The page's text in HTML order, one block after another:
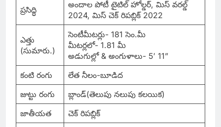
ప్రసిద్ధి
అందాల పోటీ టైటిల్ హోల్డర్, మిస్ వరల్డ్
2024, మిస్ చెక్ రిపబ్లిక్ 2022
ఎత్తు
(సుమారు.)
సెంటీమీటర్లు- 181 సెం.మీ
మీటర్లలో- 1.81 మీ
అడుగుల్లో & అంగుళాలు- 5′ 11”
కంటి రంగు
లేత నీలం-బూడిద
జుట్టు రంగు
బ్లాండ్(తెలుపు నలుపు కలయిక)
జాతీయత
చెక్ రిపబ్లిక్